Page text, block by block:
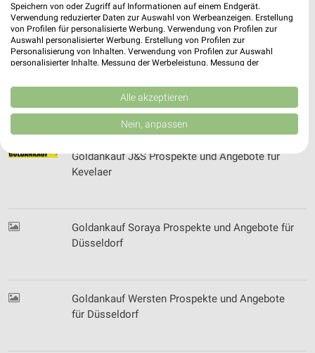
Globus Prospekt der Woche für Bottrop
Globus Baumarkt Prospekte & Angebote für Marl
Goldankauf J&S Prospekte und Angebote für
Kevelaer
Goldankauf Soraya Prospekte und Angebote für
Düsseldorf
Goldankauf Wersten Prospekte und Angebote
für Düsseldorf
Speichern von oder Zugriff auf Informationen auf einem Endgerät.
Verwendung reduzierter Daten zur Auswahl von Werbeanzeigen. Erstellung
von Profilen für personalisierte Werbung. Verwendung von Profilen zur
Auswahl personalisierter Werbung. Erstellung von Profilen zur
Personalisierung von Inhalten. Verwendung von Profilen zur Auswahl
personalisierter Inhalte. Messung der Werbeleistung. Messung der
Kombinationen von Daten aus verschiedenen Quellen. Entwicklung und
Verbesserung der Angebote. Verwendung reduzierter Daten zur Auswahl
von Inhalten.
Daten können außerhalb der Europäischen Union weitergegeben und in die
Website/App.
Partnerliste anzeigen (1 IAB-Anbieter)
Speichern von oder Zugriff auf Informationen
auf einem Endgerät
Erstellung von Profilen für personalisierte
Alle akzeptieren
Nein, anpassen